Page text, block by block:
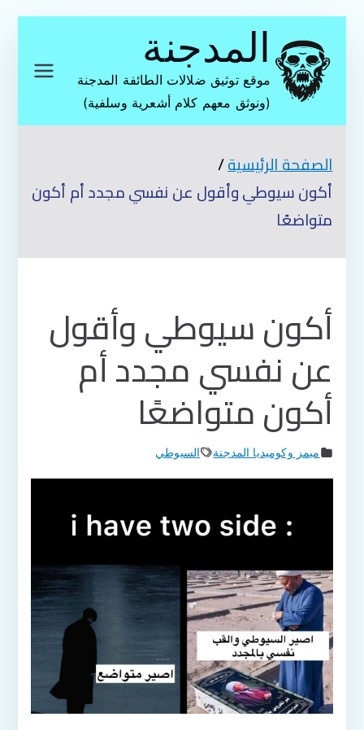
المحتوى
المدجنة
موقع توثيق ضلالات الطائفة المدجنة
(ونوثق معهم كلام أشعرية وسلفية)
الصفحة الرئيسية
أكون سيوطي وأقول عن نفسي مجدد أم أكون
متواضعًا
أكون سيوطي وأقول
عن نفسي مجدد أم
أكون متواضعًا
ميمز وكوميديا المدجنة السيوطي